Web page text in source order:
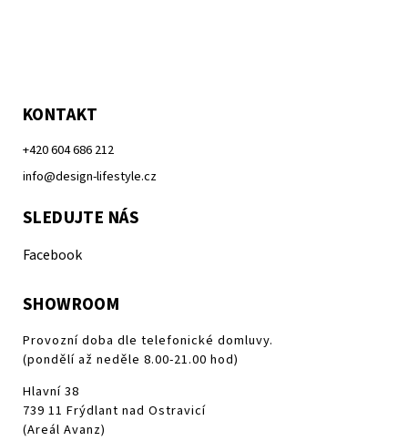
KONTAKT
+420 604 686 212
info@design-lifestyle.cz
SLEDUJTE NÁS
Facebook
SHOWROOM
Provozní doba dle telefonické domluvy.
(pondělí až neděle 8.00-21.00 hod)
Hlavní 38
739 11 Frýdlant nad Ostravicí
(Areál Avanz)